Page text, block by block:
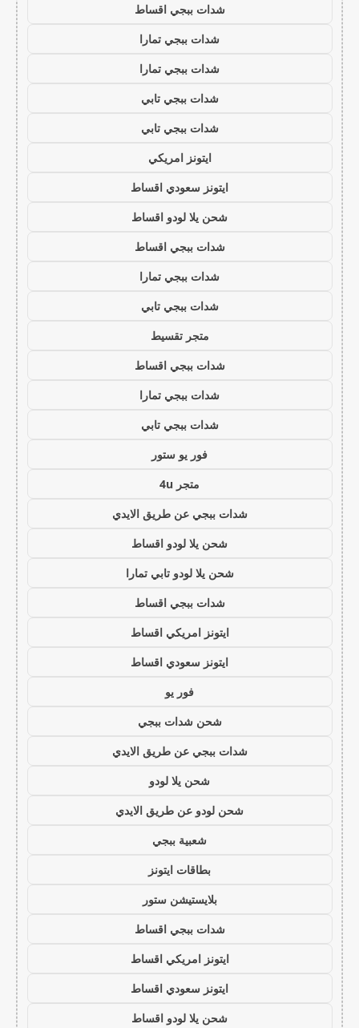
شدات ببجي اقساط
شدات ببجي تمارا
شدات ببجي تمارا
شدات ببجي تابي
شدات ببجي تابي
ايتونز امريكي
ايتونز سعودي اقساط
شحن يلا لودو اقساط
شدات ببجي اقساط
شدات ببجي تمارا
شدات ببجي تابي
متجر تقسيط
شدات ببجي اقساط
شدات ببجي تمارا
شدات ببجي تابي
فور يو ستور
متجر 4u
شدات ببجي عن طريق الايدي
شحن يلا لودو اقساط
شحن يلا لودو تابي تمارا
شدات ببجي اقساط
ايتونز امريكي اقساط
ايتونز سعودي اقساط
فور يو
شحن شدات ببجي
شدات ببجي عن طريق الايدي
شحن يلا لودو
شحن لودو عن طريق الايدي
شعبية ببجي
بطاقات ايتونز
بلايستيشن ستور
شدات ببجي اقساط
ايتونز امريكي اقساط
ايتونز سعودي اقساط
شحن يلا لودو اقساط